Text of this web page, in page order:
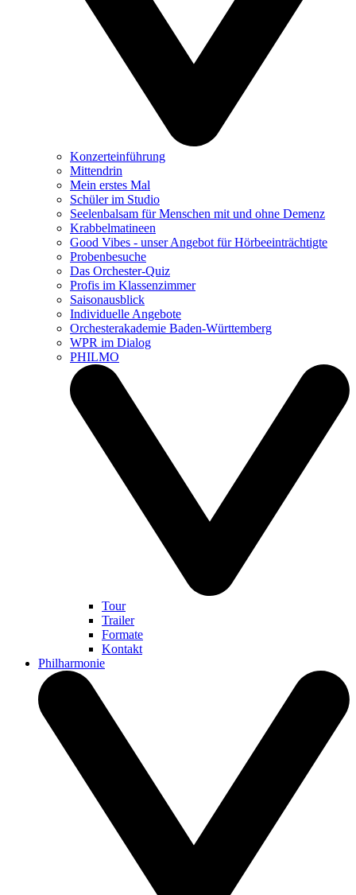
Konzerteinführung
Mittendrin
Mein erstes Mal
Schüler im Studio
Seelenbalsam für Menschen mit und ohne Demenz
Krabbelmatineen
Good Vibes - unser Angebot für Hörbeeinträchtigte
Probenbesuche
Das Orchester-Quiz
Profis im Klassenzimmer
Saisonausblick
Individuelle Angebote
Orchesterakademie Baden-Württemberg
WPR im Dialog
PHILMO
Tour
Trailer
Formate
Kontakt
Philharmonie